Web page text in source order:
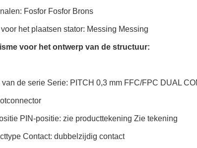
Fosfor Fosfor Brons
het plaatsen stator: Messing Messing
voor het ontwerp van de structuur:
van de serie Serie: PITCH 0,3 mm FFC/FPC DUAL
PIN-positie: zie producttekening Zie tekening
Contact: dubbelzijdig contact